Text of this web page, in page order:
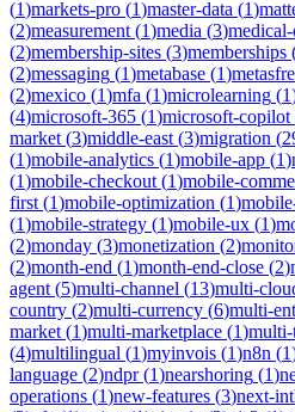
(1)markets-pro (1)master-data (1)
(2)measurement (1)media (3)
(2)membership-sites (3)memberships
(2)messaging (1)metabase (1)
(2)mexico (1)mfa (1)microlearning (1
(4)microsoft-365 (1)microsoft-copilot
market (3)middle-east (3)migration (
(1)mobile-analytics (1)mobile-app (1)
(1)mobile-checkout (1)mobile-
first (1)mobile-optimization (1)
(1)mobile-strategy (1)mobile-ux (1)
(2)monday (3)monetization (2)
(2)month-end (1)month-end-close (2)
agent (5)multi-channel (13)multi-
country (2)multi-currency (6)multi-
market (1)multi-marketplace (1)multi-
(4)multilingual (1)myinvois (1)n8n (1
language (2)ndpr(1)nearshoring (1)
operations (1)new-features (3)next-